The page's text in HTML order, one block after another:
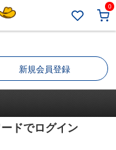
0
新規会員登録
ドでログイン